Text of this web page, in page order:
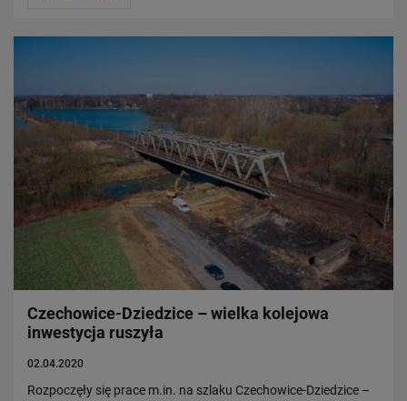
Czechowice-Dziedzice – wielka kolejowa
inwestycja ruszyła
02.04.2020
Rozpoczęły się prace m.in. na szlaku Czechowice-Dziedzice –